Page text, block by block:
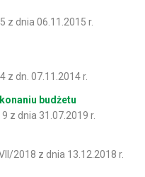
z dnia 06.11.2015 r.
z dn. 07.11.2014 r.
budżetu
z dnia 31.07.2019 r.
2018 z dnia 13.12.2018 r.